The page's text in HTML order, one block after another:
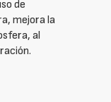
de
mejora la
al